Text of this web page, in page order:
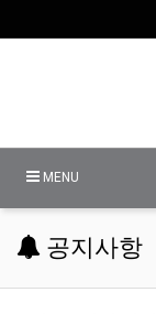
MENU
공지사항